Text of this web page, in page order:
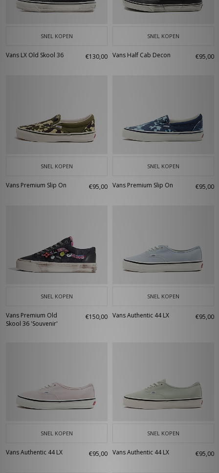
SNEL KOPEN
Vans LX Old Skool 36 €130,00
SNEL KOPEN
Vans Half Cab Decon €95,00
SNEL KOPEN
Vans Premium Slip On €95,00
SNEL KOPEN
Vans Premium Slip On €95,00
SNEL KOPEN
Vans Premium Old
Skool 36 'Souvenir'
€150,00
SNEL KOPEN
Vans Authentic 44 LX €95,00
SNEL KOPEN
Vans Authentic 44 LX €95,00
SNEL KOPEN
Vans Authentic 44 LX €95,00